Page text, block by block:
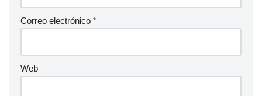
Correo electrónico *
Web